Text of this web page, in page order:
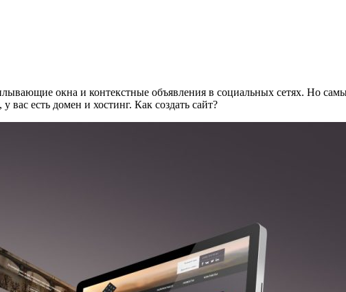
окна и контекстные объявления в социальных сетях. Но
есть домен и хостинг. Как создать сайт?